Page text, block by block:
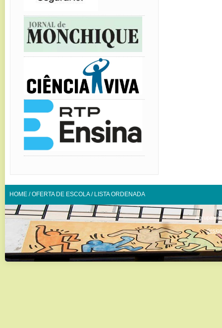
HOME / OFERTA DE ESCOLA /LISTA ORDENADA